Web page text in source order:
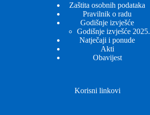
Zaštita osobnih podataka
Pravilnik o radu
Godišnje izvješće
Godišnje izvješće 2025.
Natječaji i ponude
Akti
Obavijest
Korisni linkovi